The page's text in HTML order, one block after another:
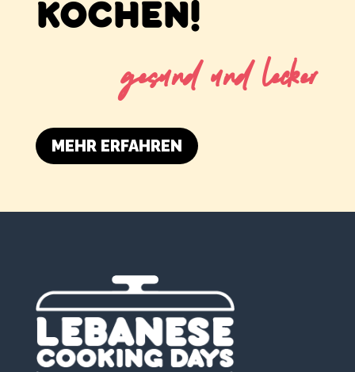
KOCHEN!
gesund und lecker
MEHR ERFAHREN